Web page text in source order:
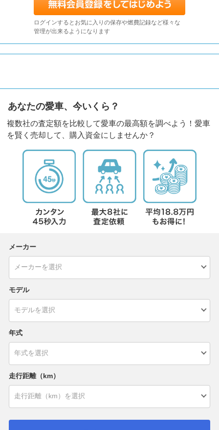
ログインするとお気に入りの保存や燃費記録など様々な
管理が出来るようになります
あなたの愛車、今いくら？
複数社の査定額を比較して愛車の最高額を調べよう！愛車
を賢く売却して、購入資金にしませんか？
メーカー
モデル
年式
走行距離（km）